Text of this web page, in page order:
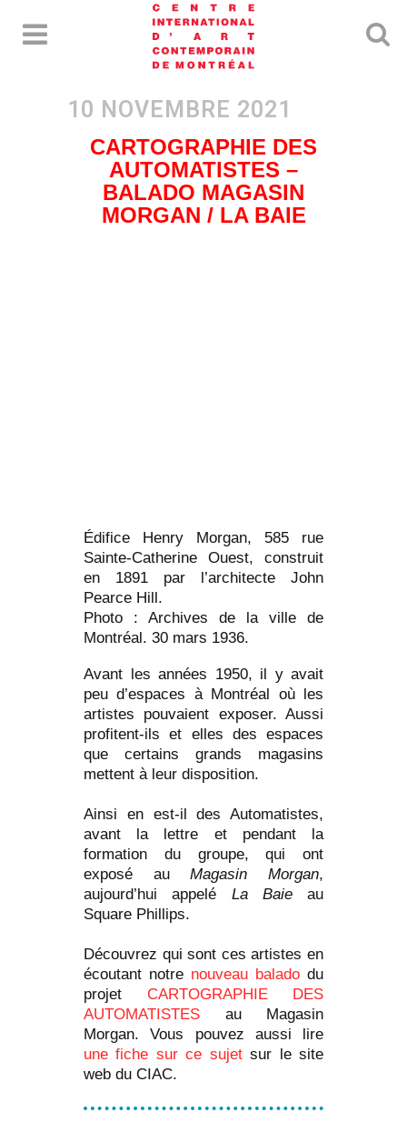
CARTOGRAPHIE DES
AUTOMATISTES –
BALADO MAGASIN
MORGAN / LA BAIE
Édifice Henry Morgan, 585 rue
Sainte-Catherine Ouest, construit
en 1891 par l’architecte John
Pearce Hill.
Photo : Archives de la ville de
Montréal. 30 mars 1936.
Avant les années 1950, il y avait
peu d’espaces à Montréal où les
artistes pouvaient exposer. Aussi
profitent-ils et elles des espaces
que certains grands magasins
mettent à leur disposition.
Ainsi en est-il des Automatistes,
avant la lettre et pendant la
formation du groupe, qui ont
exposé auMagasin Morgan,
aujourd’hui appelé La Baieau
Square Phillips.
Découvrez qui sont ces artistes en
écoutant notre nouveau balado du
projet CARTOGRAPHIE DES
AUTOMATISTES au Magasin
Morgan. Vous pouvez aussi lire
une fiche sur ce sujetsur le site
web du CIAC.